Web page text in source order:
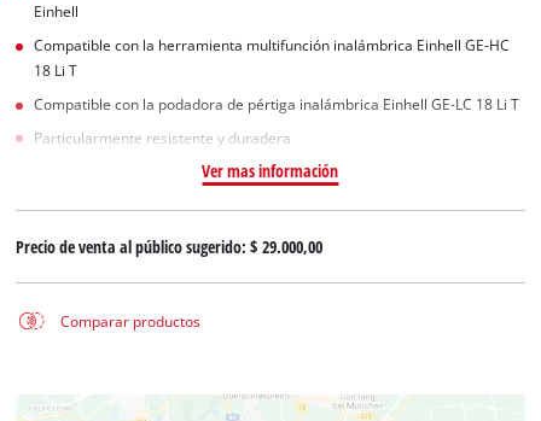
Einhell
Compatible con la herramienta multifunción inalámbrica Einhell GE-HC
18 Li T
Compatible con la podadora de pértiga inalámbrica Einhell GE-LC 18 Li T
Particularmente resistente y duradera
Ver mas información
Precio de venta al público sugerido:$ 29.000,00
Comparar productos